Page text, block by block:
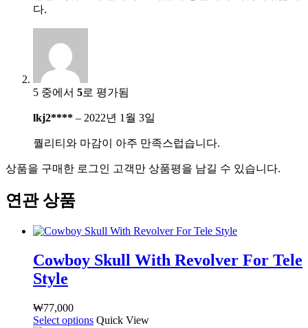
다.
5 중에서 5로 평가됨
lkj2**** – 2022년 1월 3일
퀄리티와 마감이 아주 만족스럽습니다.
상품을 구매한 로그인 고객만 상품평을 남길 수 있습니다.
연관 상품
Cowboy Skull With Revolver For Tele
Style
₩77,000
Select options 여
Quick View